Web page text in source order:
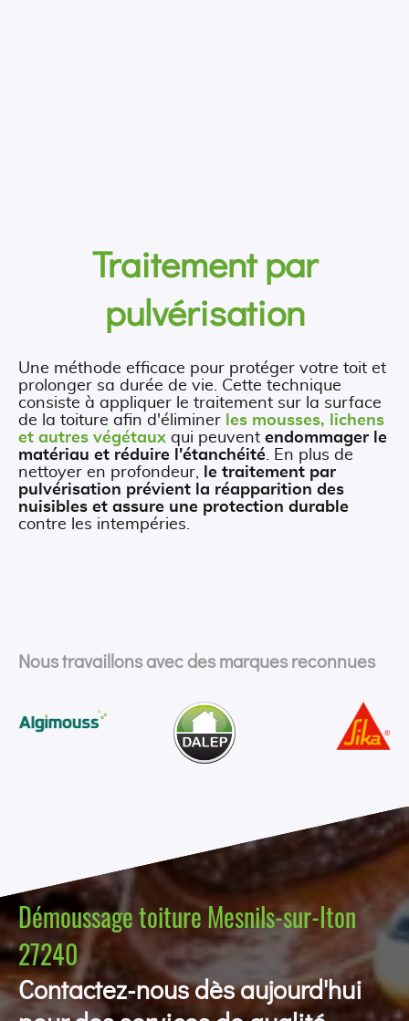
Traitement par
pulvérisation
Une méthode efficace pour protéger votre toit et
prolonger sa durée de vie. Cette technique
consiste à appliquer le traitement sur la surface
de la toiture afin d'éliminer les mousses, lichens
et autres végétaux qui peuvent endommager le
matériau et réduire l'étanchéité. En plus de
nettoyer en profondeur,
le traitement par
pulvérisation prévient la réapparition des
nuisibles et assure une protection durable
contre les intempéries.
Nous travaillons avec des marques reconnues
Démoussage toiture Mesnils-sur-Iton
27240
Contactez-nous dès aujourd'hui